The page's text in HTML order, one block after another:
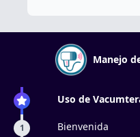
Manejo
Uso de
1 Bienvenida